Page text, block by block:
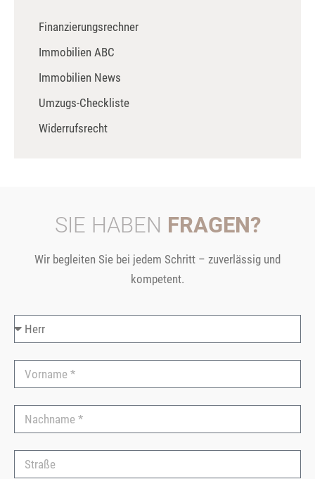
Finanzierungsrechner
Immobilien ABC
Immobilien News
Umzugs-Checkliste
Widerrufsrecht
SIE HABEN FRAGEN?
Wir begleiten Sie bei jedem Schritt – zuverlässig und
kompetent.